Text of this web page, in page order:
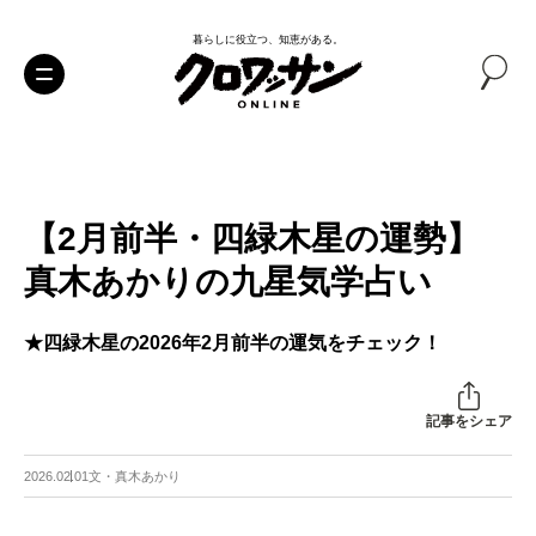
暮らしに役立つ、知恵がある。
【2月前半・四緑木星の運勢】
真木あかりの九星気学占い
★四緑木星の2026年2月前半の運気をチェック！
記事をシェア
2026.02.01文・真木あかり